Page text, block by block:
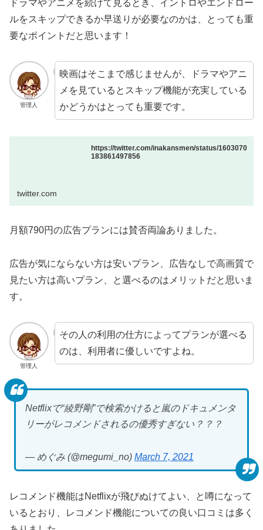
ドラマやアニメを続けて見るとき、イントロやエンドロー
ルをスキップできるか早送りが必要なのかは、とっても重
要なポイントだと思います！
管理人
映画はそこまで感じませんが、ドラマやアニ
メを見ているとスキップ機能が充実している
かどうかはとっても重要です。
https://twitter.com/inakansmen/status/1603070
183861497856
twitter.com
月額790円の広告プランには賛否両論ありました。
広告が気にならない方は安いプラン、広告なしで高画質で
見たい方は高いプラン、と選べるのはメリットだと思いま
す。
管理人
その人の利用の仕方によってプランが選べる
のは、利用者に優しいですよね。
Netflixで“綾野剛”で検索かけると嵐のドキュメンタ
リーがレコメンドされるの優秀すぎない？？？
— めぐみ (@megumi_no) March 7, 2021
レコメンド機能はNetflixが飛びぬけてよい、と噂になって
いるとおり、レコメンド機能についての良い口コミは多く